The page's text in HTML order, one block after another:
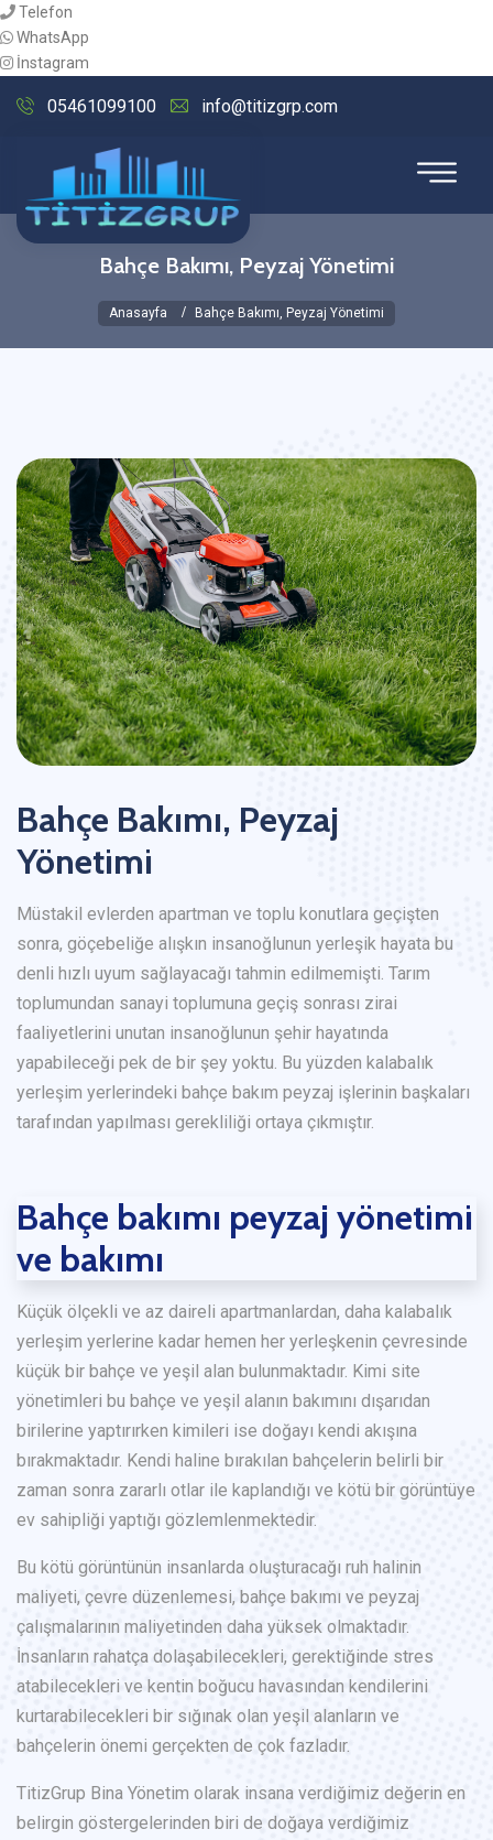
Telefon
WhatsApp
İnstagram
05461099100 info@titizgrp.com
Bahçe Bakımı, Peyzaj Yönetimi
Anasayfa Bahçe Bakımı, Peyzaj Yönetimi
Bahçe Bakımı, Peyzaj
Yönetimi
Müstakil evlerden apartman ve toplu konutlara geçişten
sonra, göçebeliğe alışkın insanoğlunun yerleşik hayata bu
denli hızlı uyum sağlayacağı tahmin edilmemişti. Tarım
toplumundan sanayi toplumuna geçiş sonrası zirai
faaliyetlerini unutan insanoğlunun şehir hayatında
yapabileceği pek de bir şey yoktu. Bu yüzden kalabalık
yerleşim yerlerindeki bahçe bakım peyzaj işlerinin başkaları
tarafından yapılması gerekliliği ortaya çıkmıştır.
Bahçe bakımı peyzaj yönetimi
ve bakımı
Küçük ölçekli ve az daireli apartmanlardan, daha kalabalık
yerleşim yerlerine kadar hemen her yerleşkenin çevresinde
küçük bir bahçe ve yeşil alan bulunmaktadır. Kimi site
yönetimleri bu bahçe ve yeşil alanın bakımını dışarıdan
birilerine yaptırırken kimileri ise doğayı kendi akışına
bırakmaktadır. Kendi haline bırakılan bahçelerin belirli bir
zaman sonra zararlı otlar ile kaplandığı ve kötü bir görüntüye
ev sahipliği yaptığı gözlemlenmektedir.
Bu kötü görüntünün insanlarda oluşturacağı ruh halinin
maliyeti, çevre düzenlemesi, bahçe bakımı ve peyzaj
çalışmalarının maliyetinden daha yüksek olmaktadır.
İnsanların rahatça dolaşabilecekleri, gerektiğinde stres
atabilecekleri ve kentin boğucu havasından kendilerini
kurtarabilecekleri bir sığınak olan yeşil alanların ve
bahçelerin önemi gerçekten de çok fazladır.
TitizGrup Bina Yönetim olarak insana verdiğimiz değerin en
belirgin göstergelerinden biri de doğaya verdiğimiz